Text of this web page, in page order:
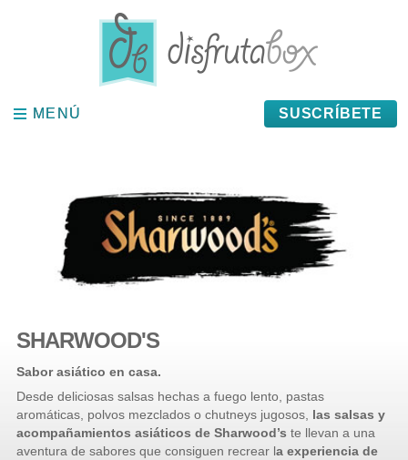
MENÚ
MENÚ SUSCRÍBETE
SHARWOOD'S
Sabor asiático en casa.
Desde deliciosas salsas hechas a fuego lento, pastas
aromáticas, polvos mezclados o chutneys jugosos, las salsas y
acompañamientos asiáticos de Sharwood’s te llevan a una
aventura de sabores que consiguen recrear la experiencia de